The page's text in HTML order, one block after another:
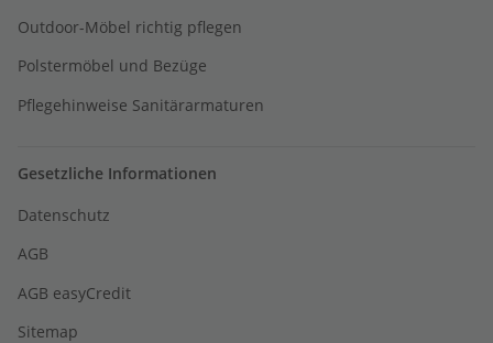
Outdoor-Möbel richtig pflegen
Polstermöbel und Bezüge
Pflegehinweise Sanitärarmaturen
Gesetzliche Informationen
Datenschutz
AGB
AGB easyCredit
Sitemap